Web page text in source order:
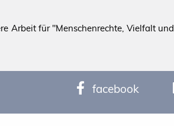
Arbeit für "Menschenrechte, Vielfalt und
facebook